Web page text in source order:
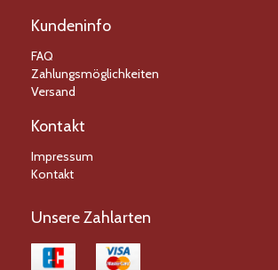
Kundeninfo
FAQ
Zahlungsmöglichkeiten
Versand
Kontakt
Impressum
Kontakt
Unsere Zahlarten